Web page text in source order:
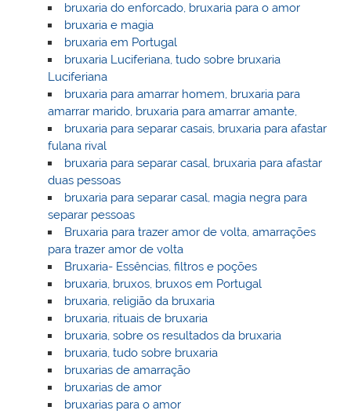
bruxaria do enforcado, bruxaria para o amor
bruxaria e magia
bruxaria em Portugal
bruxaria Luciferiana, tudo sobre bruxaria
Luciferiana
bruxaria para amarrar homem, bruxaria para
amarrar marido, bruxaria para amarrar amante,
bruxaria para separar casais, bruxaria para afastar
fulana rival
bruxaria para separar casal, bruxaria para afastar
duas pessoas
bruxaria para separar casal, magia negra para
separar pessoas
Bruxaria para trazer amor de volta, amarrações
para trazer amor de volta
Bruxaria- Essências, filtros e poções
bruxaria, bruxos, bruxos em Portugal
bruxaria, religião da bruxaria
bruxaria, rituais de bruxaria
bruxaria, sobre os resultados da bruxaria
bruxaria, tudo sobre bruxaria
bruxarias de amarração
bruxarias de amor
bruxarias para o amor